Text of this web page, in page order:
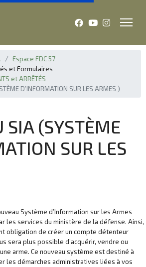
Espace FDC 57
et Formulaires
et ARRÊTÉS
D’INFORMATION SUR LES ARMES )
SIA (SYSTÈME
SUR LES
Système d’Information sur les Armes
les services du ministère de la défense. Ainsi,
obligation de créer un compte détenteur
sera plus possible d’acquérir, vendre ou
arme. Ce nouveau système est destiné à
les démarches administratives liées à vos